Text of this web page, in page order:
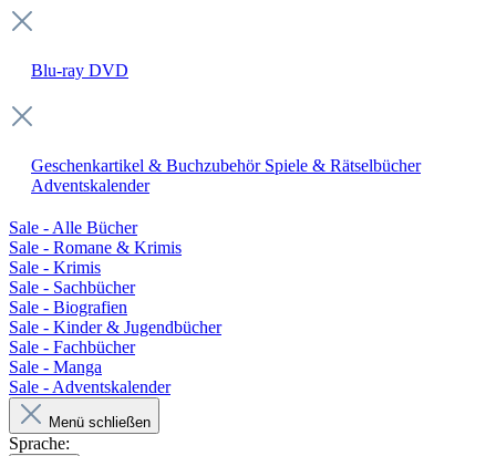
Blu-ray DVD
Geschenkartikel & Buchzubehör Spiele & Rätselbücher
Adventskalender
Sale - Alle Bücher
Sale - Romane & Krimis
Sale - Krimis
Sale - Sachbücher
Sale - Biografien
Sale - Kinder & Jugendbücher
Sale - Fachbücher
Sale - Manga
Sale - Adventskalender
Menü schließen
Sprache: